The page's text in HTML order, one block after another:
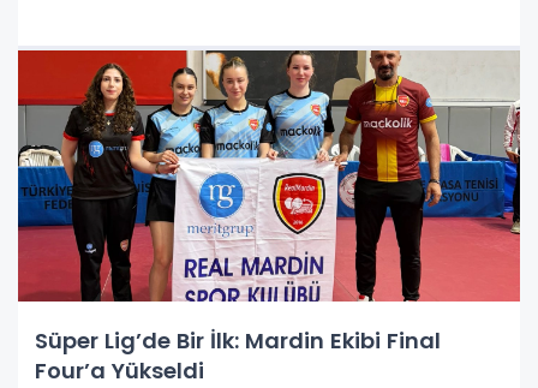
Süper Lig’de Bir İlk: Mardin Ekibi Final
Four’a Yükseldi